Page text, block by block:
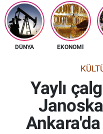
DÜNYA EKONOMİ
Yaylı